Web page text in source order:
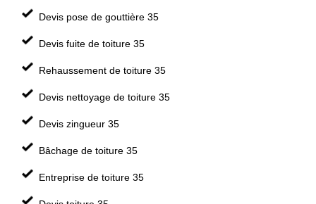
Devis pose de gouttière 35
Devis fuite de toiture 35
Rehaussement de toiture 35
Devis nettoyage de toiture 35
Devis zingueur 35
Bâchage de toiture 35
Entreprise de toiture 35